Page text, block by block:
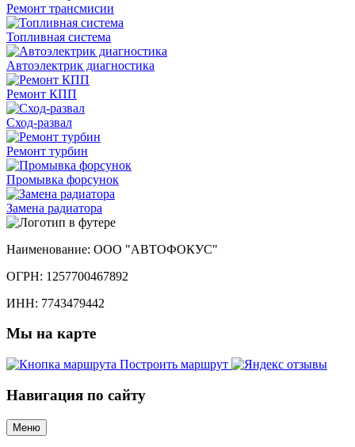
Ремонт трансмисии
Топливная система
Автоэлектрик диагностика
Ремонт КПП
Сход-развал
Ремонт турбин
Промывка форсунок
Замена радиатора
Наименование: ООО "АВТОФОКУС"
ОГРН: 1257700467892
ИНН: 7743479442
Мы на карте
Построить маршрут
Навигация по сайту
Меню